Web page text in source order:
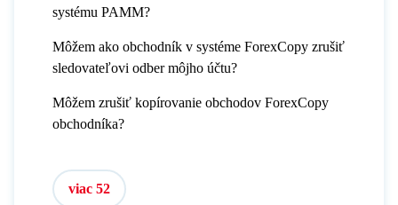
systému PAMM?
Môžem ako obchodník v systéme ForexCopy zrušiť
sledovateľovi odber môjho účtu?
Môžem zrušiť kopírovanie obchodov ForexCopy
obchodníka?
viac 52